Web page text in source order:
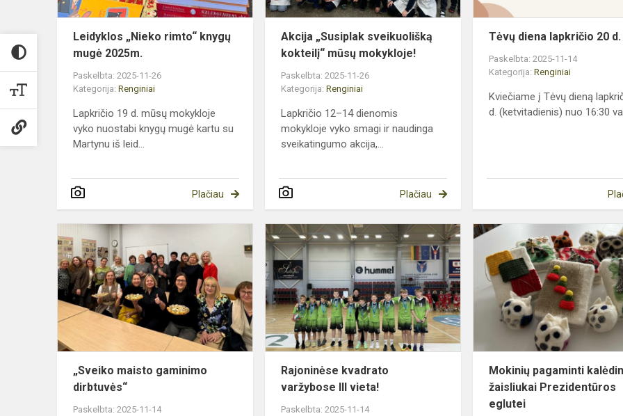
Leidyklos „Nieko rimto“ knygų
mugė 2025m.
Paskelbta: 2025-11-26
Kategorija: Renginiai
Lapkričio 19 d. mūsų mokykloje
vyko nuostabi knygų mugė kartu su
Martynu iš leid...
Plačiau
Akcija „Susiplak sveikuolišką
kokteilį“ mūsų mokykloje!
Paskelbta: 2025-11-26
Kategorija:Renginiai
Lapkričio 12–14 dienomis
mokykloje vyko smagi ir naudinga
sveikatingumo akcija,...
Plačiau
Tėvų diena lapkričio 20 d.
Paskelbta: 2025-11-14
Kategorija:Renginiai
Kviečiame į Tėvų dieną
d. (ketvitadienis) nuo 16:30
„Sveiko
maisto
gaminimo
dirbtuvės“
„Sveiko maisto gaminimo
dirbtuvės“
Paskelbta: 2025-11-14
Rajoninėse
kvadrato
varžybose
III
vieta!
Rajoninėse kvadrato
varžybose III vieta!
Paskelbta: 2025-11-14
Mokinių pagaminti
žaisliukai Prezidentūros
eglutei